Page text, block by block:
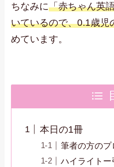
ちなみに「赤ちゃん英
いているので、0.1歳児
めています。
本日の1冊
筆者の方のプ
ハイライトー